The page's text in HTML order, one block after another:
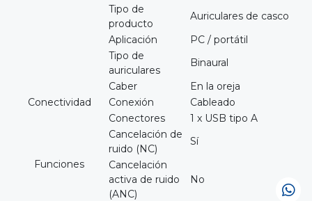
Tipo de
producto
Auriculares de casco
Aplicación
PC / portátil
Tipo de
auriculares
Binaural
Caber
En la oreja
Conectividad
Conexión
Cableado
Conectores
1 x USB tipo A
Funciones
Cancelación de
ruido (NC)
Sí
Cancelación
activa de ruido
(ANC)
No